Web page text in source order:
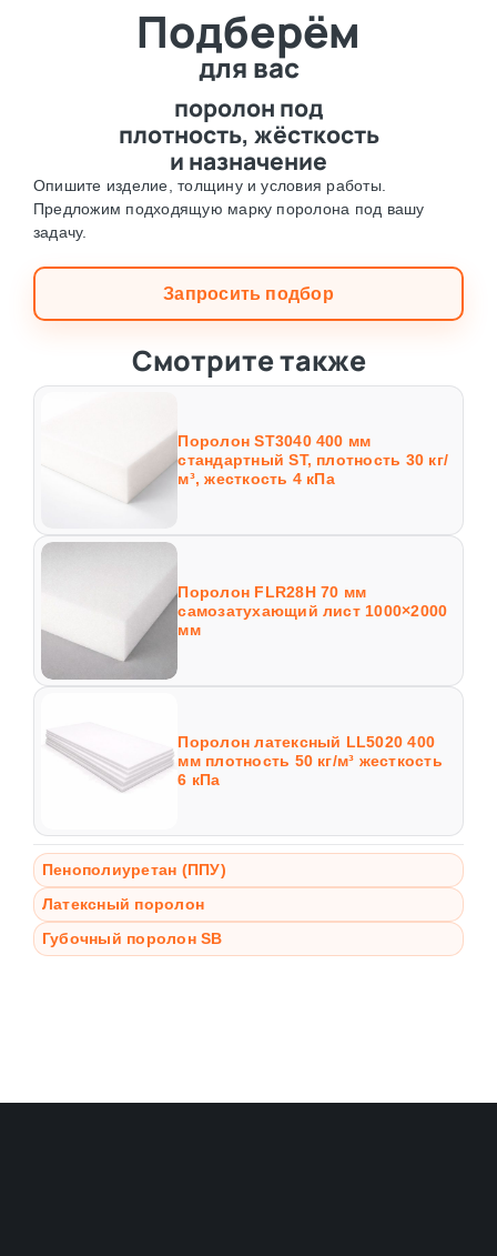
Подберём
для вас
поролон под
плотность, жёсткость
и назначение
Опишите изделие, толщину и условия работы.
Предложим подходящую марку поролона под вашу
задачу.
Запросить подбор
Смотрите также
Поролон ST3040 400 мм
стандартный ST, плотность 30 кг/
м³, жесткость 4 кПа
Поролон FLR28H 70 мм
самозатухающий лист 1000×2000
мм
Поролон латексный LL5020 400
мм плотность 50 кг/м³ жесткость
6 кПа
Пенополиуретан (ППУ)
Латексный поролон
Губочный поролон SB